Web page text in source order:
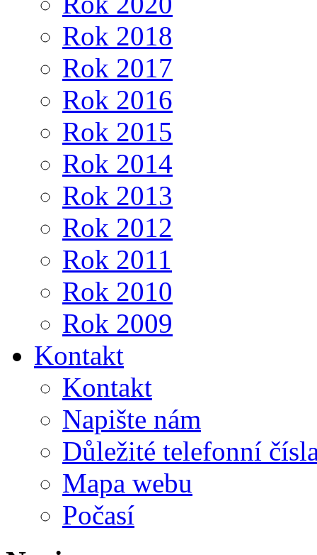
Rok 2018
Rok 2017
Rok 2016
Rok 2015
Rok 2014
Rok 2013
Rok 2012
Rok 2011
Rok 2010
Rok 2009
Kontakt
Kontakt
Napište nám
Důležité telefonní
Mapa webu
Počasí